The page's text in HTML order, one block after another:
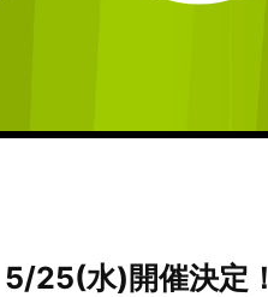
25(水)開催決定！